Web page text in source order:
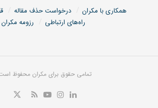
همکاری با مکران درخواست حذف مقاله
راه‌های ارتباطی
رزومه مکران
تمامی حقوق برای مکران محفوظ